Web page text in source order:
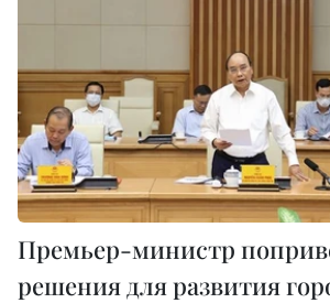
Премьер-министр
решения для развития